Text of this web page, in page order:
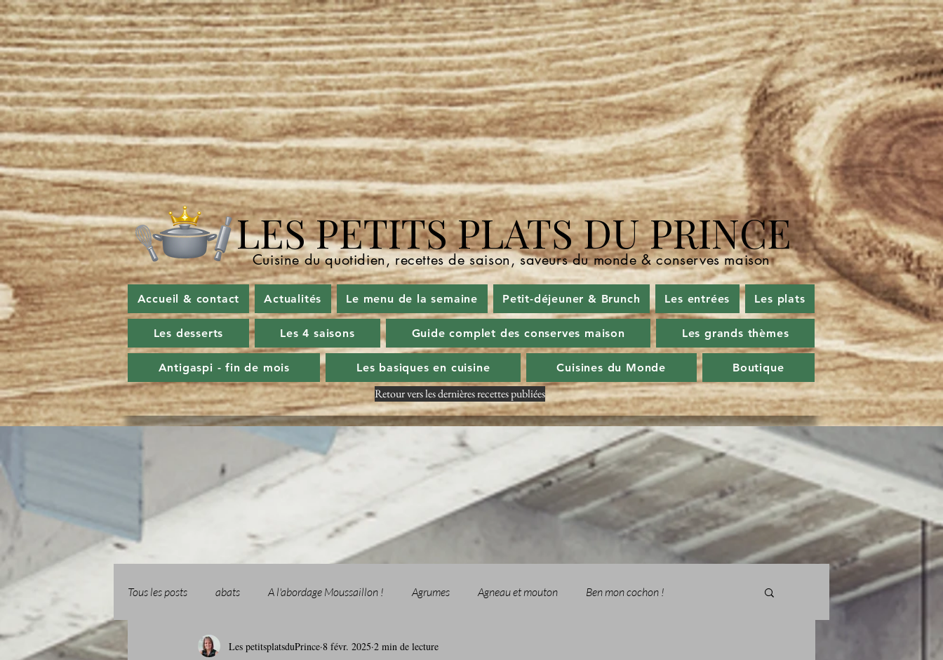
LES PETITS PLATS DU PRINCE
Cuisine du quotidien, recettes de saison, saveurs du monde & conserves maison
Accueil & contact Actualités Le menu de la semaine Petit-déjeuner & Brunch Les entrées Les plats
Les desserts Les 4 saisons Guide complet des conserves maison Les grands thèmes
Antigaspi - fin de mois Les basiques en cuisine Cuisines du Monde Boutique
Retour vers les dernières recettes publiées
Tous les posts abats A l'abordage Moussaillon ! Agrumes Agneau et mouton Ben mon cochon !
Boissons et cocktails Boulangerie Breakfast c'est la rentrée !
Les petitsplatsduPrince 8 févr. 2025 2 min de lecture